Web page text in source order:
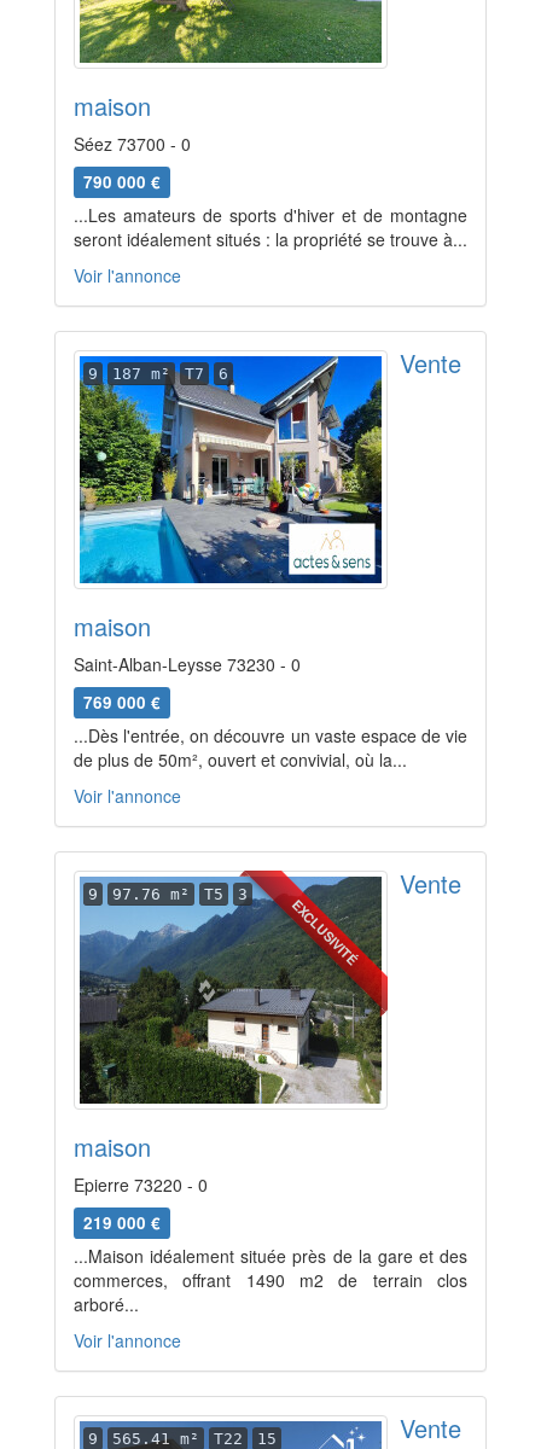
maison
Séez 73700 - 0
790 000 €
...Les amateurs de sports d'hiver et de montagne
seront idéalement situés : la propriété se trouve à...
Voir l'annonce
9 187 m² T7 6 Vente
maison
Saint-Alban-Leysse 73230 - 0
769 000 €
...Dès l'entrée, on découvre un vaste espace de vie
de plus de 50m², ouvert et convivial, où la...
Voir l'annonce
EXCLUSIVITÉ
9 97.76 m² T5 3 Vente
maison
Epierre 73220 - 0
219 000 €
...Maison idéalement située près de la gare et des
commerces, offrant 1490 m2 de terrain clos
arboré...
Voir l'annonce
9 565.41 m² T22 15 Vente